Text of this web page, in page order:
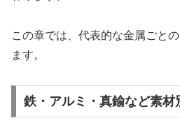
この章では、代表的な金属ごと
ます。
鉄・アルミ・真鍮など素材